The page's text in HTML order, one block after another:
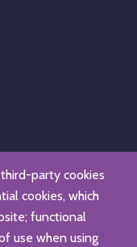
party cookies
cookies, which
functional
use when using